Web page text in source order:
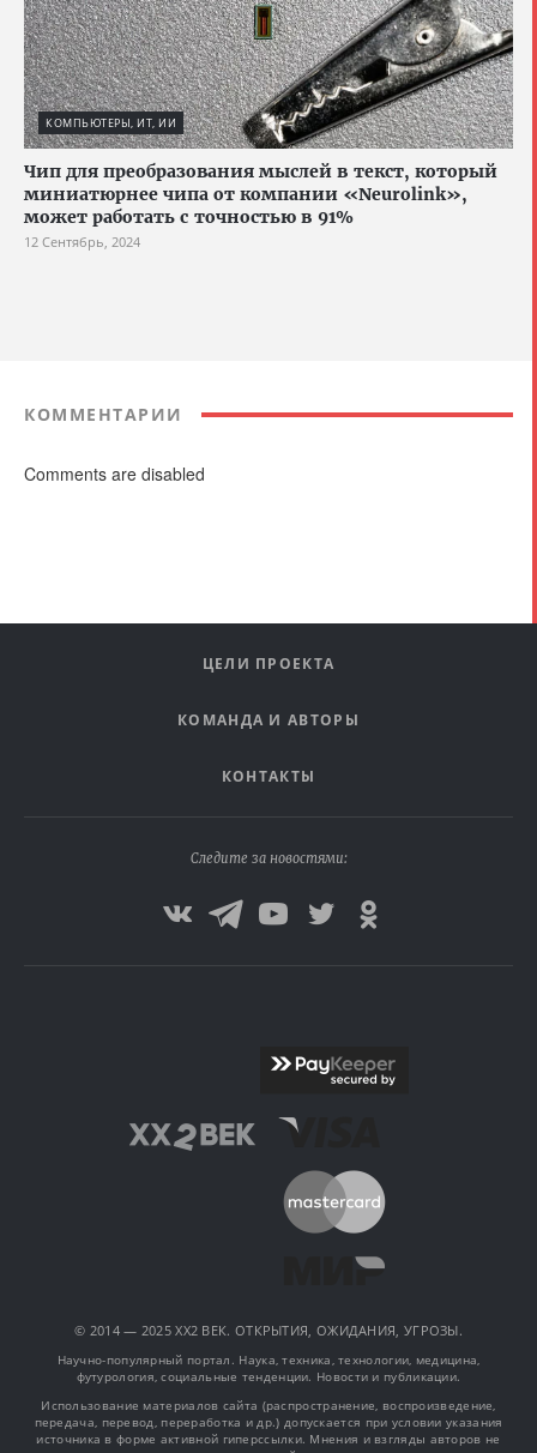
КОМПЬЮТЕРЫ, ИТ, ИИ
Чип для преобразования мыслей в текст, который
миниатюрнее чипа от компании «Neurolink»,
может работать с точностью в 91%
12 Сентябрь, 2024
КОММЕНТАРИИ
Comments are disabled
ЦЕЛИ ПРОЕКТА
КОМАНДА И АВТОРЫ
КОНТАКТЫ
Следите за новостями:
© 2014 — 2025 XX2 ВЕК. ОТКРЫТИЯ, ОЖИДАНИЯ, УГРОЗЫ.
Научно-популярный портал. Наука, техника, технологии, медицина,
футурология, социальные тенденции. Новости и публикации.
Использование материалов сайта (распространение, воспроизведение,
передача, перевод, переработка и др.) допускается при условии указания
источника в форме активной гиперссылки. Мнения и взгляды авторов не